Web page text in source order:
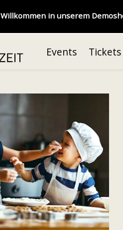
Willkommen in unserem
Events Tickets